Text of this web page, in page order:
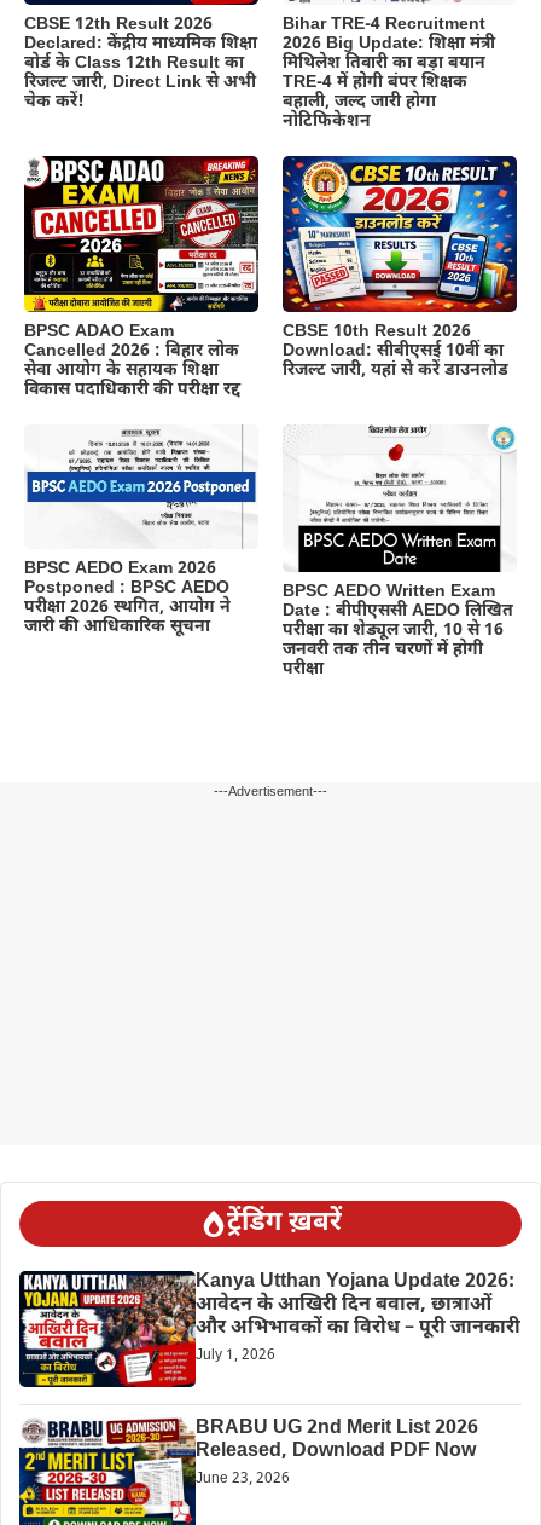
CBSE 12th Result 2026
Declared: केंद्रीय माध्यमिक शिक्षा
बोर्ड के Class 12th Result का
रिजल्ट जारी, Direct Link से अभी
चेक करें!
Bihar TRE-4 Recruitment
2026 Big Update: शिक्षा मंत्री
मिथिलेश तिवारी का बड़ा बयान
TRE-4 में होगी बंपर शिक्षक
बहाली, जल्द जारी होगा
नोटिफिकेशन
BPSC ADAO Exam
Cancelled 2026 : बिहार लोक
सेवा आयोग के सहायक शिक्षा
विकास पदाधिकारी की परीक्षा रद्द
CBSE 10th Result 2026
Download: सीबीएसई 10वीं का
रिजल्ट जारी, यहां से करें डाउनलोड
BPSC AEDO Exam 2026
Postponed : BPSC AEDO
परीक्षा 2026 स्थगित, आयोग ने
जारी की आधिकारिक सूचना
BPSC AEDO Written Exam
Date : बीपीएससी AEDO लिखित
परीक्षा का शेड्यूल जारी, 10 से 16
जनवरी तक तीन चरणों में होगी
परीक्षा
---Advertisement---
ट्रेंडिंग ख़बरें
Kanya Utthan Yojana Update 2026:
आवेदन के आखिरी दिन बवाल, छात्राओं
और अभिभावकों का विरोध – पूरी जानकारी
July 1, 2026
BRABU UG 2nd Merit List 2026
Released, Download PDF Now
June 23, 2026